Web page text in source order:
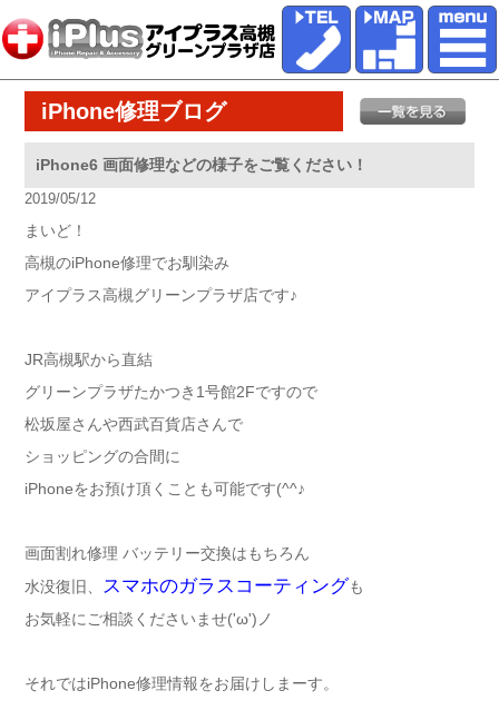
iPhone修理ブログ
iPhone6 画面修理などの様子をご覧ください！
2019/05/12
まいど！
高槻のiPhone修理でお馴染み
アイプラス高槻グリーンプラザ店です♪
JR高槻駅から直結
グリーンプラザたかつき1号館2Fですので
松坂屋さんや西武百貨店さんで
ショッピングの合間に
iPhoneをお預け頂くことも可能です(^^♪
画面割れ修理 バッテリー交換はもちろん
水没復旧、 スマホのガラスコーティングも
お気軽にご相談くださいませ('ω')ノ
それではiPhone修理情報をお届けしまーす。